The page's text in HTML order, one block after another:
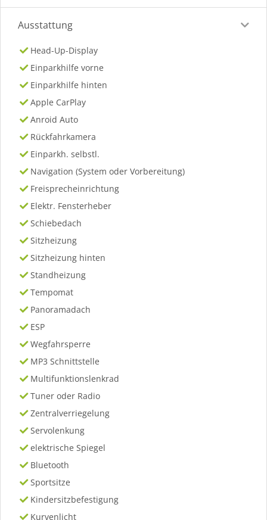
Ausstattung
Head-Up-Display
Einparkhilfe vorne
Einparkhilfe hinten
Apple CarPlay
Anroid Auto
Rückfahrkamera
Einparkh. selbstl.
Navigation (System oder Vorbereitung)
Freisprecheinrichtung
Elektr. Fensterheber
Schiebedach
Sitzheizung
Sitzheizung hinten
Standheizung
Tempomat
Panoramadach
ESP
Wegfahrsperre
MP3 Schnittstelle
Multifunktionslenkrad
Tuner oder Radio
Zentralverriegelung
Servolenkung
elektrische Spiegel
Bluetooth
Sportsitze
Kindersitzbefestigung
Kurvenlicht